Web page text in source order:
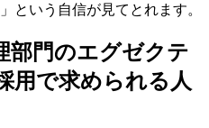
という自信が見てとれます。
部門のエグゼクテ
用で求められる人